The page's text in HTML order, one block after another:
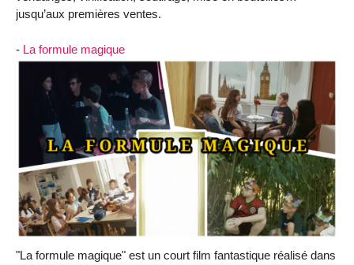
jusqu’aux premières ventes.
- La formule magique
"La formule magique" est un court film fantastique réalisé dans